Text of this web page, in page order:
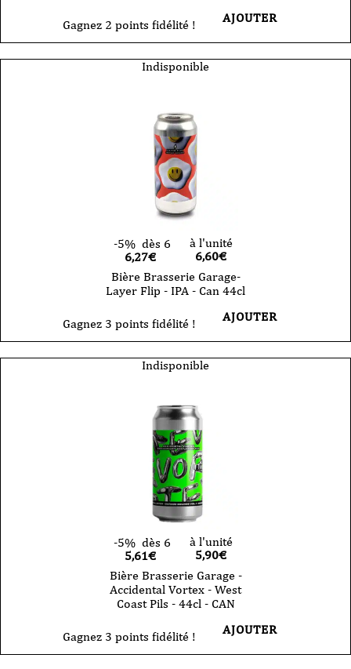
Gagnez 2 points fidélité ! AJOUTER
Indisponible
-5% dès 6
6,27€
à l'unité
6,60€
Bière Brasserie Garage-
Layer Flip - IPA - Can 44cl
Gagnez 3 points fidélité ! AJOUTER
Indisponible
-5% dès 6
5,61€
à l'unité
5,90€
Bière Brasserie Garage -
Accidental Vortex - West
Coast Pils - 44cl - CAN
Gagnez 3 points fidélité ! AJOUTER